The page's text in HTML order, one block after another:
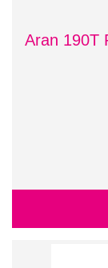
Aran 190T